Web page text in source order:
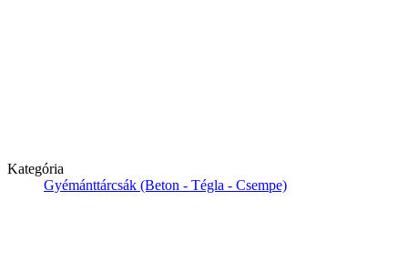
Kategória
Gyémánttárcsák (Beton - Tégla - Csempe)